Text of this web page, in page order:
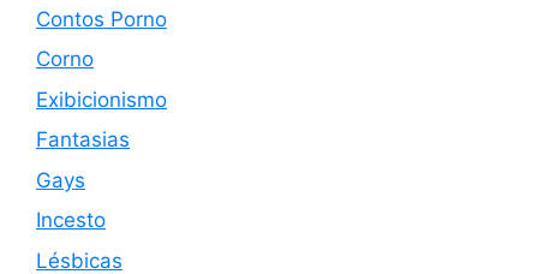
Contos Porno
Corno
Exibicionismo
Fantasias
Gays
Incesto
Lésbicas